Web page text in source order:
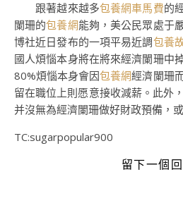
跟著越來越多包養網車馬費的
闌珊的包養網能夠，美公民眾處于
博社近日發布的一項平易近調包養
國人煩惱本身將在將來經濟闌珊中
80%煩惱本身會因包養網經濟闌珊
留在職位上則愿意接收減薪。此外
并沒無為經濟闌珊做好財政預備，
TC:sugarpopular900
留下一個